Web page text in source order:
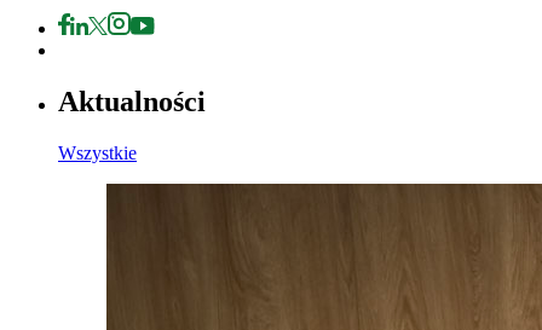
Aktualności
Wszystkie